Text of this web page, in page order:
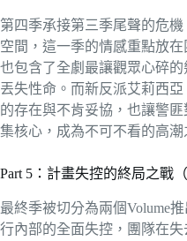
第四季承接第三季尾聲的危
空間，這一季的情感重點放在
也包含了全劇最讓觀眾心碎
丟失性命。而新反派艾莉西亞
的存在與不肯妥協，也讓警
集核心，成為不可不看的高潮
Part 5：計畫失控的終局之戰（
最終季被切分為兩個Volume
行內部的全面失控，團隊在